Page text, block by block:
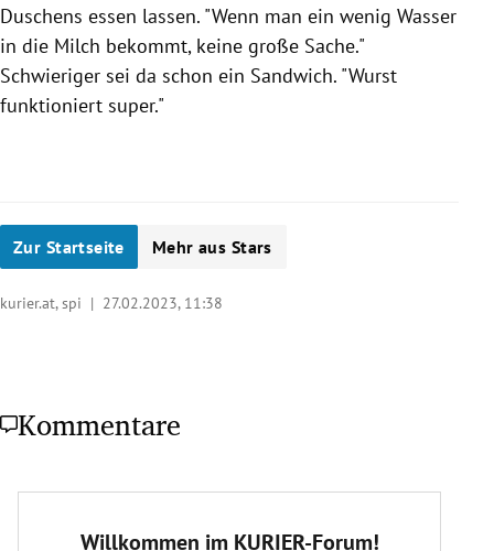
Duschens essen lassen. "Wenn man ein wenig Wasser
in die Milch bekommt, keine große Sache."
Schwieriger sei da schon ein Sandwich. "Wurst
funktioniert super."
Zur Startseite Mehr aus Stars
kurier.at, spi | 27.02.2023, 11:38
Kommentare